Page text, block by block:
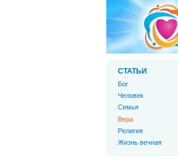
СТАТЬИ
Бог
Человек
Cемья
Вера
Религия
Жизнь вечная